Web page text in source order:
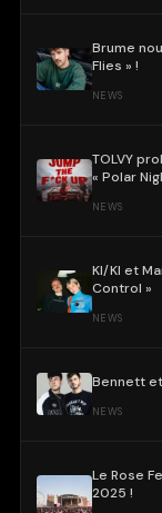
Brume
Flies » !
NEWS
TOLVY
« Polar
NEWS
KI/KI et
Control »
NEWS
Bennett
NEWS
Le Rose
2025 !